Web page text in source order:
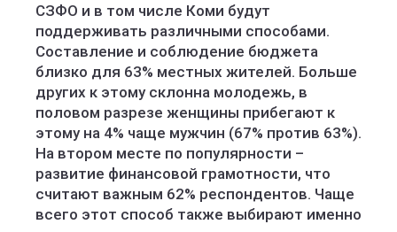
СЗФО и в том числе Коми будут
поддерживать различными способами.
Составление и соблюдение бюджета
близко для 63% местных жителей. Больше
других к этому склонна молодежь, в
половом разрезе женщины прибегают к
этому на 4% чаще мужчин (67% против 63%).
На втором месте по популярности –
развитие финансовой грамотности, что
считают важным 62% респондентов. Чаще
всего этот способ также выбирают именно